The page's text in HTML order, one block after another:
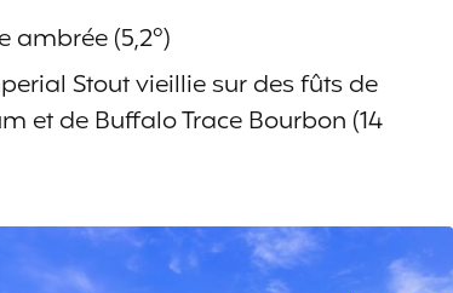
ambrée (5,2°)
Stout vieillie sur des fûts de
et de Buffalo Trace Bourbon (14